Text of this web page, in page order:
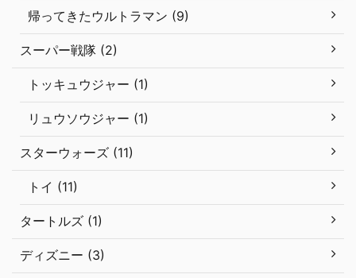
帰ってきたウルトラマン (9)
スーパー戦隊 (2)
トッキュウジャー (1)
リュウソウジャー (1)
スターウォーズ (11)
トイ (11)
タートルズ (1)
ディズニー (3)